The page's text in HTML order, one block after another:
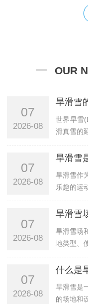
OUR
07
2026-08
旱滑雪
世界早雪
滑真雪的
07
2026-08
旱滑雪
旱滑雪作
乐趣的运
07
2026-08
旱滑雪
旱滑雪场
地类型、
07
2026-08
什么是
旱滑雪是
的场地和